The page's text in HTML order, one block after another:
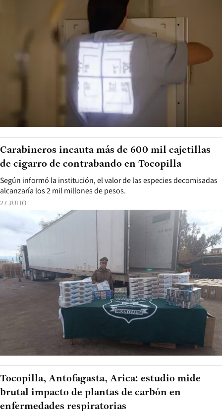
27 JULIO
Según informó la institución, el valor de las especies decomisadas
alcanzaría los 2 mil millones de pesos.
Carabineros incauta más de 600 mil cajetillas
de cigarro de contrabando en Tocopilla
Tocopilla, Antofagasta, Arica: estudio mide
brutal impacto de plantas de carbón en
enfermedades respiratorias